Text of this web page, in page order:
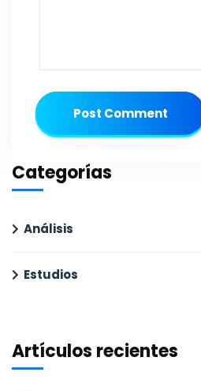
Post Comment
Categorías
Análisis
Estudios
Artículos recientes